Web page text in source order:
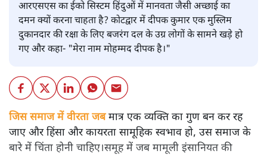
आरएसएस का ईको सिस्टम हिंदुओं में मानवता जैसी अच्छाई का
दमन क्यों करना चाहता है? कोटद्वार में दीपक कुमार एक मुस्लिम
दुकानदार की रक्षा के लिए बजरंग दल के उग्र लोगों के सामने खड़े हो
गए और कहा- "मेरा नाम मोहम्मद दीपक है।"
जिस समाज में वीरता जबमात्र एक व्यक्ति का गुण बन कर रह
जाए और हिंसा और कायरता सामूहिक स्वभाव हो, उस समाज के
बारे में चिंता होनी चाहिए।समूह में जब मामूली इंसानियत की